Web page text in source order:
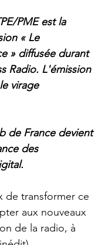
PME est la
« Le
» diffusée durant
Radio. L'émission
virage
de France devient
des
de transformer ce
aux nouveaux
de la radio, à